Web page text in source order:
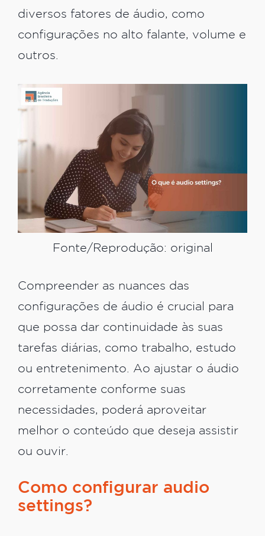
diversos fatores de áudio, como
configurações no alto falante, volume e
outros.
Fonte/Reprodução: original
Compreender as nuances das
configurações de áudio é crucial para
que possa dar continuidade às suas
tarefas diárias, como trabalho, estudo
ou entretenimento. Ao ajustar o áudio
corretamente conforme suas
necessidades, poderá aproveitar
melhor o conteúdo que deseja assistir
ou ouvir.
Como configurar audio
settings?